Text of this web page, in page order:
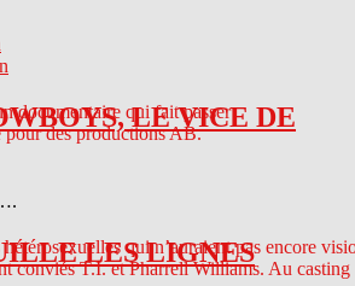
LE VICE DE
LES LIGNES